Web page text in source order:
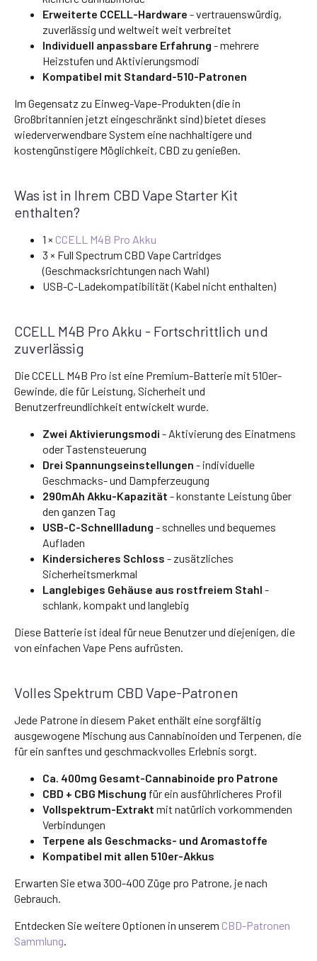
Erweiterte CCELL-Hardware - vertrauenswürdig,
zuverlässig und weltweit weit verbreitet
Individuell anpassbare Erfahrung - mehrere
Heizstufen und Aktivierungsmodi
Kompatibel mit Standard-510-Patronen
Im Gegensatz zu Einweg-Vape-Produkten (die in
Großbritannien jetzt eingeschränkt sind) bietet dieses
wiederverwendbare System eine nachhaltigere und
kostengünstigere Möglichkeit, CBD zu genießen.
Was ist in Ihrem CBD Vape Starter Kit
enthalten?
1 × CCELL M4B Pro Akku
3 × Full Spectrum CBD Vape Cartridges
(Geschmacksrichtungen nach Wahl)
USB-C-Ladekompatibilität (Kabel nicht enthalten)
CCELL M4B Pro Akku - Fortschrittlich und
zuverlässig
Die CCELL M4B Pro ist eine Premium-Batterie mit 510er-
Gewinde, die für Leistung, Sicherheit und
Benutzerfreundlichkeit entwickelt wurde.
Zwei Aktivierungsmodi - Aktivierung des Einatmens
oder Tastensteuerung
Drei Spannungseinstellungen - individuelle
Geschmacks- und Dampferzeugung
290mAh Akku-Kapazität - konstante Leistung über
den ganzen Tag
USB-C-Schnellladung - schnelles und bequemes
Aufladen
Kindersicheres Schloss - zusätzliches
Sicherheitsmerkmal
Langlebiges Gehäuse aus rostfreiem Stahl -
schlank, kompakt und langlebig
Diese Batterie ist ideal für neue Benutzer und diejenigen, die
von einfachen Vape Pens aufrüsten.
Volles Spektrum CBD Vape-Patronen
Jede Patrone in diesem Paket enthält eine sorgfältig
ausgewogene Mischung aus Cannabinoiden und Terpenen, die
für ein sanftes und geschmackvolles Erlebnis sorgt.
Ca. 400mg Gesamt-Cannabinoide pro Patrone
CBD + CBG Mischung für ein ausführlicheres Profil
Vollspektrum-Extrakt mit natürlich vorkommenden
Verbindungen
Terpene als Geschmacks- und Aromastoffe
Kompatibel mit allen 510er-Akkus
Erwarten Sie etwa 300-400 Züge pro Patrone, je nach
Gebrauch.
Entdecken Sie weitere Optionen in unserem CBD-Patronen
Sammlung.